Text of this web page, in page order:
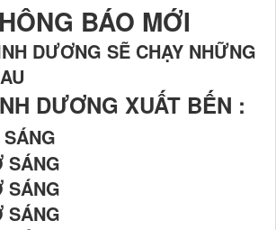
BÁO MỚI
DƯƠNG SẼ CHẠY NHỮNG
DƯƠNG XUẤT BẾN :